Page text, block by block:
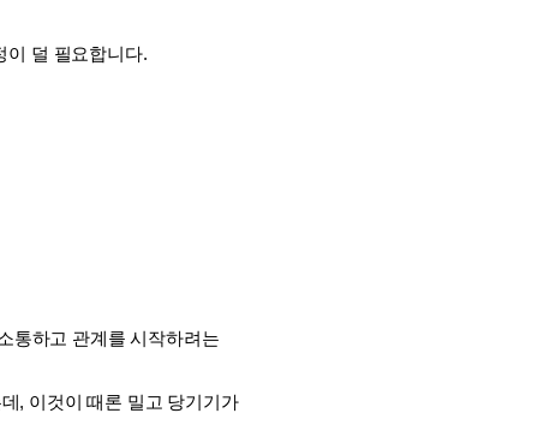
이 덜 필요합니다.
통하고 관계를 시작하려는
, 이것이 때론 밀고 당기기가